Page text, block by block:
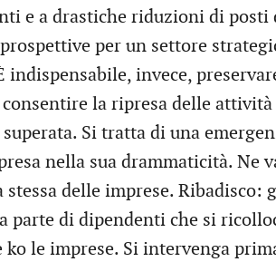
e a drastiche riduzioni di
per un settore
invece,
la ripresa delle
Si tratta di una
nella sua drammaticità. Ne
stessa delle imprese.
parte di dipendenti che si
ko le imprese. Si intervenga